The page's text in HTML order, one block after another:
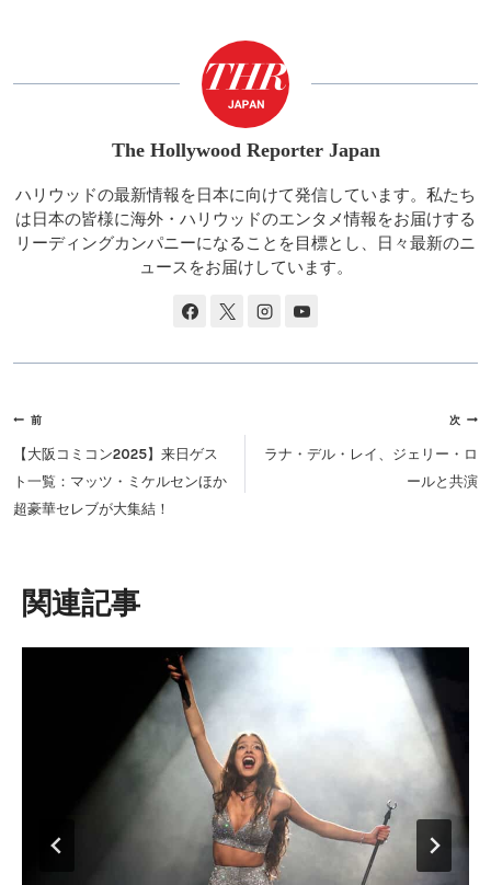
The Hollywood Reporter Japan
ハリウッドの最新情報を日本に向けて発信しています。私たち
は日本の皆様に海外・ハリウッドのエンタメ情報をお届けする
リーディングカンパニーになることを目標とし、日々最新のニ
ュースをお届けしています。
投
稿
ナ
ビ
シ
ョ
ン
前
【大阪コミコン2025】来日ゲス
ト一覧：マッツ・ミケルセンほか
超豪華セレブが大集結！
次
ラナ・デル・レイ、ジェリー・ロ
ールと共演
類似投稿